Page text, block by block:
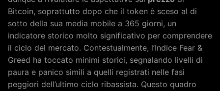
Bitcoin, soprattutto dopo che il token è sceso al di
sotto della sua media mobile a 365 giorni, un
indicatore storico molto significativo per comprendere
il ciclo del mercato. Contestualmente, l’Indice Fear &
Greed ha toccato minimi storici, segnalando livelli di
paura e panico simili a quelli registrati nelle fasi
peggiori dell’ultimo ciclo ribassista. Questo quadro